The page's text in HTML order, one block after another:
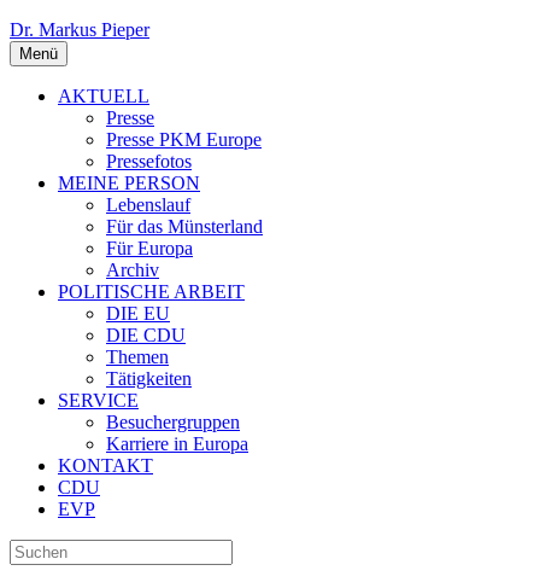
Dr. Markus Pieper
Menü
AKTUELL
Presse
Presse PKM Europe
Pressefotos
MEINE PERSON
Lebenslauf
Für das Münsterland
Für Europa
Archiv
POLITISCHE ARBEIT
DIE EU
DIE CDU
Themen
Tätigkeiten
SERVICE
Besuchergruppen
Karriere in Europa
KONTAKT
CDU
EVP